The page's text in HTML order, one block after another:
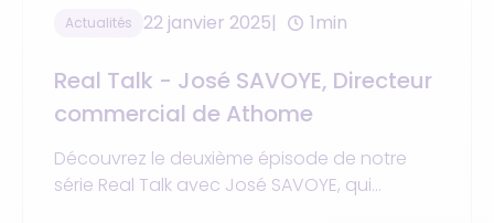
Actualités 22 janvier 2025 1min
Real Talk - José SAVOYE, Directeur
commercial de Athome
Découvrez le deuxième épisode de notre
série Real Talk avec José SAVOYE, qui